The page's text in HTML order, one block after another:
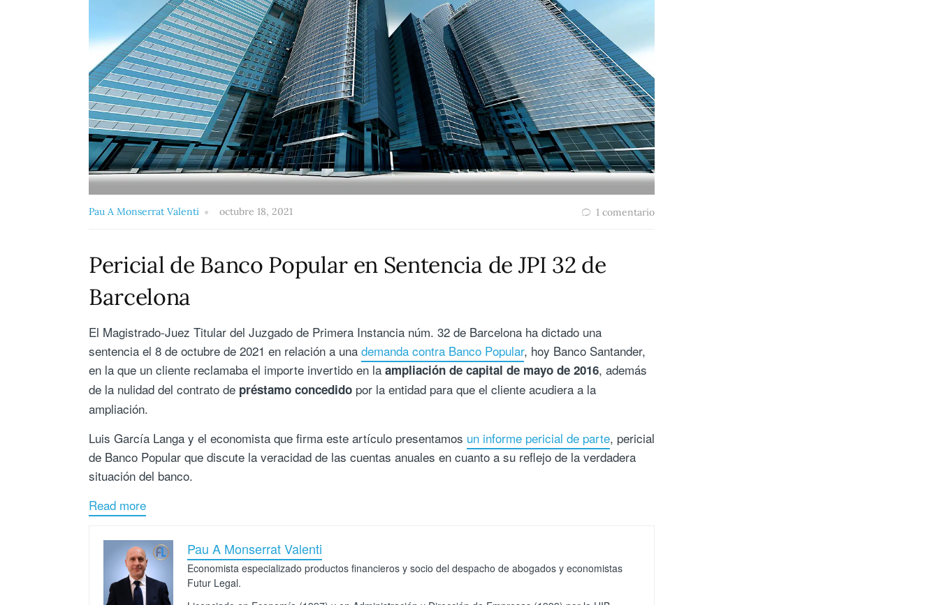
Pau A Monserrat Valenti octubre 18, 2021 1 comentario
Pericial de Banco Popular en Sentencia de JPI 32 de
Barcelona
El Magistrado-Juez Titular del Juzgado de Primera Instancia núm. 32 de Barcelona ha dictado una
sentencia el 8 de octubre de 2021 en relación a una demanda contra Banco Popular, hoy Banco Santander,
en la que un cliente reclamaba el importe invertido en la ampliación de capital de mayo de 2016, además
de la nulidad del contrato de préstamo concedido por la entidad para que el cliente acudiera a la
ampliación.
Luis García Langa y el economista que firma este artículo presentamos un informe pericial de parte, pericial
de Banco Popular que discute la veracidad de las cuentas anuales en cuanto a su reflejo de la verdadera
situación del banco.
Read more
Pau A Monserrat Valenti
Economista especializado productos financieros y socio del despacho de abogados y economistas
Futur Legal.